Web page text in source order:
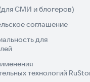
СМИ и блогеров)
соглашение
для
технологий